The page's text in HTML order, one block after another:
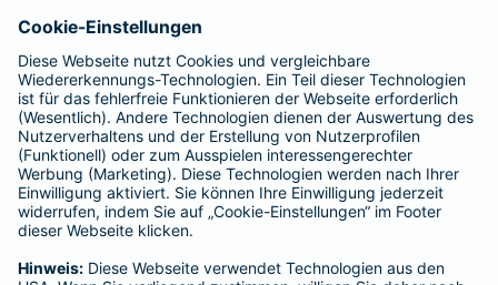
Barmenia ist Teil der BarmeniaGothaer
BELIEBTE SEITEN
Kranken-Zusatzversicherung
Tierversicherungen
Haftpflichtversicherung
Hausratversicherung